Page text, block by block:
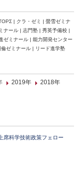
| クラ・ゼミ | 螢雪ゼミナ
ナール | 志門塾 | 秀英予備校 |
ゼミナール | 能力開発センター
ゼミナール | リード進学塾
2019年
2018年
席科学技術政策フェロー